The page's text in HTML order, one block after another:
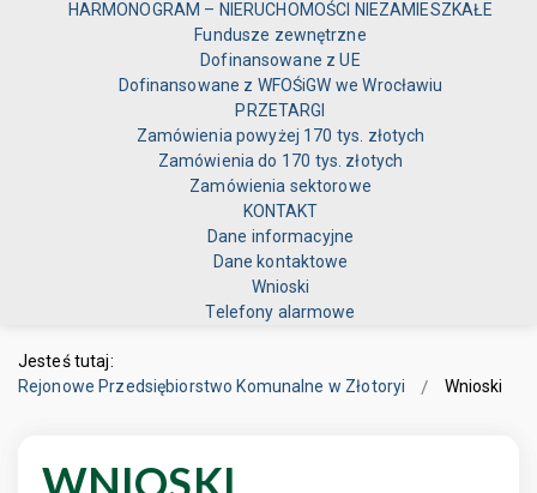
HARMONOGRAM – NIERUCHOMOŚCI NIEZAMIESZKAŁE
Fundusze zewnętrzne
Dofinansowane z UE
Dofinansowane z WFOŚiGW we Wrocławiu
PRZETARGI
Zamówienia powyżej 170 tys. złotych
Zamówienia do 170 tys. złotych
Zamówienia sektorowe
KONTAKT
Dane informacyjne
Dane kontaktowe
Wnioski
Telefony alarmowe
Jesteś tutaj:
Rejonowe Przedsiębiorstwo Komunalne w Złotoryi
Wnioski
WNIOSKI